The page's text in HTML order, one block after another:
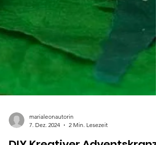
7. Dez. 2024
2 Min. Lesezeit